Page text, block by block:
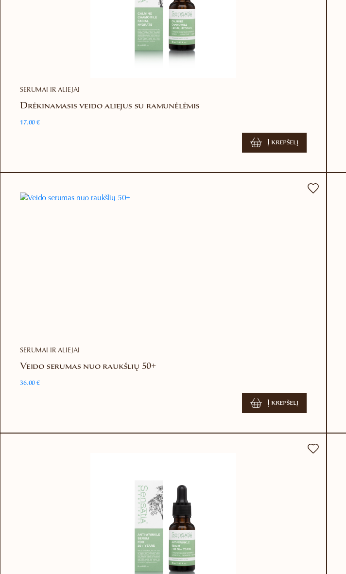
SERUMAI IR ALIEJAI
Drėkinamasis veido aliejus su ramunėlėmis
17.00€
Į krepšelį
SERUMAI IR ALIEJAI
Veido serumas nuo raukšlių 50+
36.00€
Į krepšelį